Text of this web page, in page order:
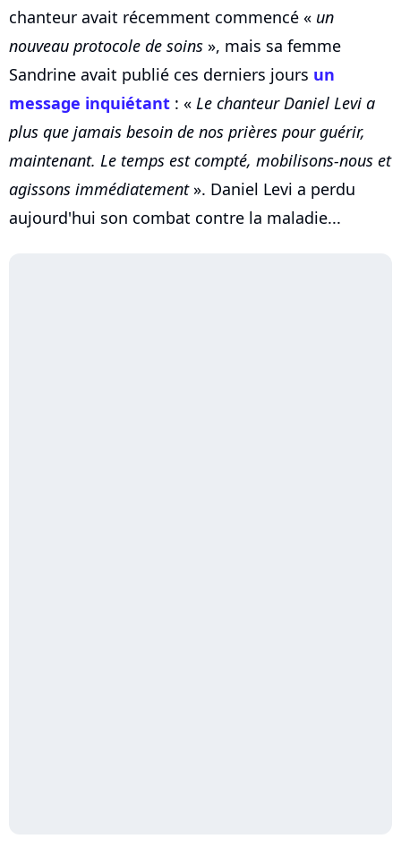
chanteur avait récemment commencé « un
nouveau protocole de soins », mais sa femme
Sandrine avait publié ces derniers jours un
message inquiétant : « Le chanteur Daniel Levi a
plus que jamais besoin de nos prières pour guérir,
maintenant. Le temps est compté, mobilisons-nous et
agissons immédiatement». Daniel Levi a perdu
aujourd'hui son combat contre la maladie...